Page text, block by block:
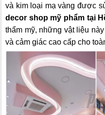
và kim loại mạ vàng được
decor shop mỹ phẩm tại
thẩm mỹ, những vật liệu
và cảm giác cao cấp cho